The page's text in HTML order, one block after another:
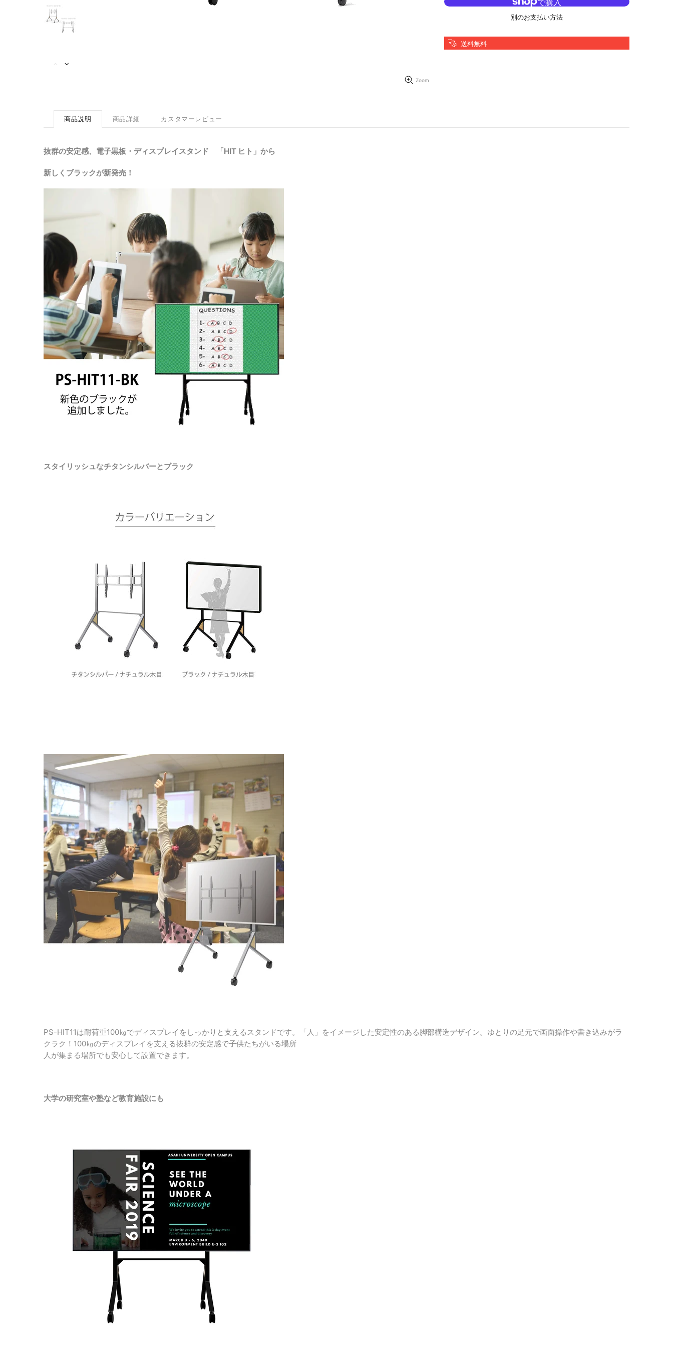
Zoom
別のお支払い方法
送料無料
商品説明 商品詳細 カスタマーレビュー
抜群の安定感、電子黒板・ディスプレイスタンド 「HIT ヒト」から
新しくブラックが新発売！
スタイリッシュなチタンシルバーとブラック
PS-HIT11は耐荷重100㎏でディスプレイをしっかりと支えるスタンドです。「人」をイメージした安定性のある脚部構造デザイン。ゆとりの足元で画面操作や書き込みがラ
クラク！100㎏のディスプレイを支える抜群の安定感で子供たちがいる場所
人が集まる場所でも安心して設置できます。
大学の研究室や塾など教育施設にも